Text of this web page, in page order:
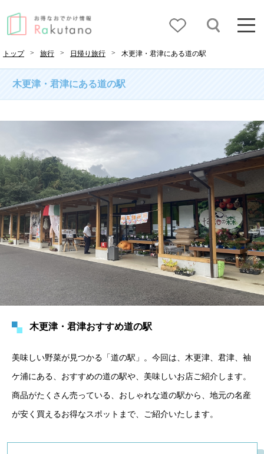
トップ > 旅行 > 日帰り旅行 > 木更津・君津にある道の駅
木更津・君津にある道の駅
木更津・君津おすすめ道の駅
美味しい野菜が見つかる「道の駅」。今回は、木更津、君津、袖
ケ浦にある、おすすめの道の駅や、美味しいお店ご紹介します。
商品がたくさん売っている、おしゃれな道の駅から、地元の名産
が安く買えるお得なスポットまで、ご紹介いたします。